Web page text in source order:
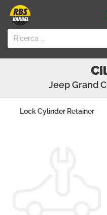
JeepGrand
Lock Cylinder Retainer